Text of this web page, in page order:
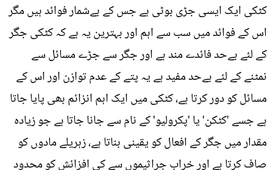
کٹکی ایک ایسی جڑی بوٹی ہے جس کے بےشمار فوائد ہیں مگر
اس کے فوائد میں سب سے اہم اور بہترین یہ ہے کہ کٹکی جگر
کے لئے بےحد فائدے مند ہے اور جگر سے جڑے مسائل سے
نمٹنے کے لئے بےحد مفید ہے یہ پتے کے عدم توازن اور اس کے
مسائل کو دور کرتا ہے، کٹکی میں ایک اہم انزائم بھی پایا جاتا
ہے جسے 'کٹکن' یا 'پکرولیو' کے نام سے جانا جاتا ہے جو زیادہ
مقدار میں جگر کے افعال کو یقینی بناتا ہے، زہریلے مادوں کو
صاف کرتا ہے اور خراب جراثیموں سے کی افزائش کو محدود